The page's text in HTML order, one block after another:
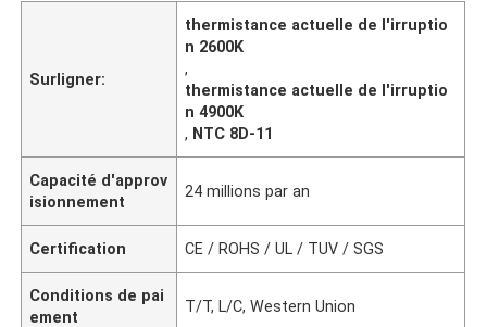
Surligner:
thermistance actuelle de l'irruptio
n 2600K
,
thermistance actuelle de l'irruptio
n 4900K
, NTC 8D-11
Capacité d'approv
isionnement
24 millions par an
Certification CE / ROHS / UL / TUV / SGS
Conditions de pai
ement
T/T, L/C, Western Union